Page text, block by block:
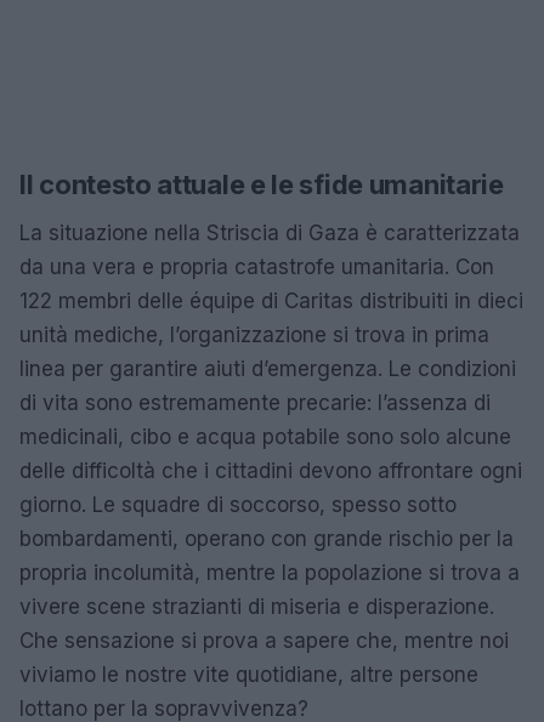
Il contesto attuale e le sfide umanitarie
La situazione nella Striscia di Gaza è caratterizzata
da una vera e propria catastrofe umanitaria. Con
122 membri delle équipe di Caritas distribuiti in dieci
unità mediche, l’organizzazione si trova in prima
linea per garantire aiuti d’emergenza. Le condizioni
di vita sono estremamente precarie: l’assenza di
medicinali, cibo e acqua potabile sono solo alcune
delle difficoltà che i cittadini devono affrontare ogni
giorno. Le squadre di soccorso, spesso sotto
bombardamenti, operano con grande rischio per la
propria incolumità, mentre la popolazione si trova a
vivere scene strazianti di miseria e disperazione.
Che sensazione si prova a sapere che, mentre noi
viviamo le nostre vite quotidiane, altre persone
lottano per la sopravvivenza?